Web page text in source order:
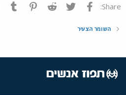
Share: פייסבוק Twitter
Reddit
השומר הצעיר